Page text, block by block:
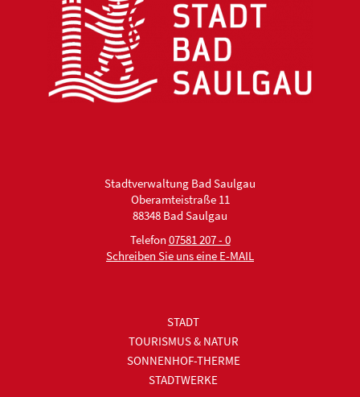
Stadtverwaltung Bad Saulgau
Oberamteistraße 11
88348 Bad Saulgau
Telefon 07581 207 - 0
Schreiben Sie uns eine E-MAIL
STADT
TOURISMUS & NATUR
SONNENHOF-THERME
STADTWERKE